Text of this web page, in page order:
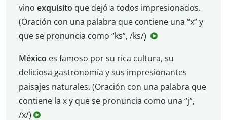
vino exquisito que dejó a todos impresionados.
(Oración con una palabra que contiene una “x” y
que se pronuncia como “ks”, /ks/)
México es famoso por su rica cultura, su
deliciosa gastronomía y sus impresionantes
paisajes naturales. (Oración con una palabra que
contiene la x y que se pronuncia como una “j”,
/x/)